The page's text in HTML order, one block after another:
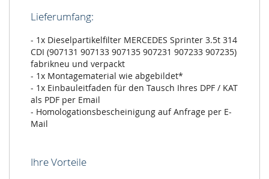
907233Lieferumfang:
- 1x Dieselpartikelfilter MERCEDES Sprinter 3.5t 314
CDI (907131 907133 907135 907231 907233 907235)
fabrikneu und verpackt
- 1x Montagematerial wie abgebildet*
- 1x Einbauleitfaden für den Tausch Ihres DPF / KAT
als PDF per Email
- Homologationsbescheinigung auf Anfrage per E-
Mail
Ihre Vorteile